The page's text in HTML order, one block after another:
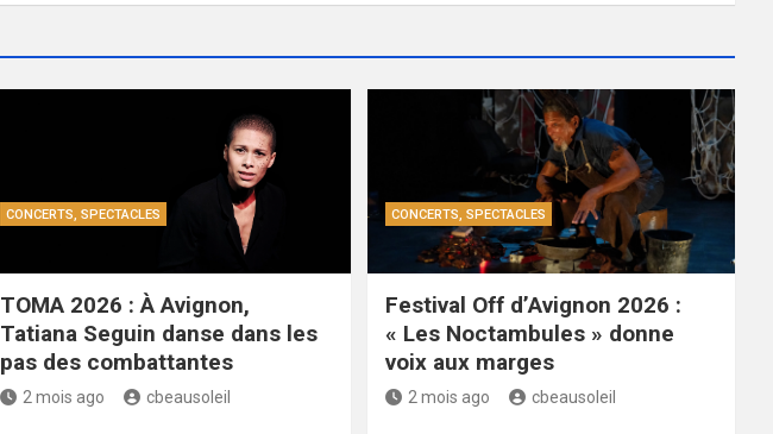
CONCERTS, SPECTACLES
TOMA 2026 : À Avignon,
Tatiana Seguin danse dans les
pas des combattantes
2 mois ago cbeausoleil
CONCERTS, SPECTACLES
Festival Off d’Avignon 2026 :
« Les Noctambules » donne
voix aux marges
2 mois ago cbeausoleil